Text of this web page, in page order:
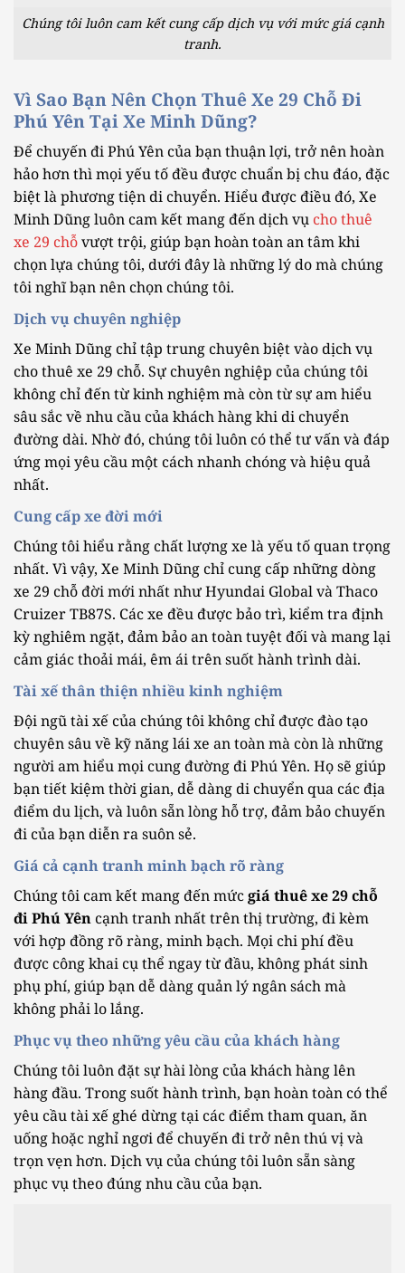
Chúng tôi luôn cam kết cung cấp dịch vụ với mức giá cạnh
tranh.
Vì Sao Bạn Nên Chọn Thuê Xe 29 Chỗ Đi
Phú Yên Tại Xe Minh Dũng?
Để chuyến đi Phú Yên của bạn thuận lợi, trở nên hoàn
hảo hơn thì mọi yếu tố đều được chuẩn bị chu đáo, đặc
biệt là phương tiện di chuyển. Hiểu được điều đó, Xe
Minh Dũng luôn cam kết mang đến dịch vụ cho thuê
xe 29 chỗvượt trội, giúp bạn hoàn toàn an tâm khi
chọn lựa chúng tôi, dưới đây là những lý do mà chúng
tôi nghĩ bạn nên chọn chúng tôi.
Dịch vụ chuyên nghiệp
Xe Minh Dũng chỉ tập trung chuyên biệt vào dịch vụ
cho thuê xe 29 chỗ. Sự chuyên nghiệp của chúng tôi
không chỉ đến từ kinh nghiệm mà còn từ sự am hiểu
sâu sắc về nhu cầu của khách hàng khi di chuyển
đường dài. Nhờ đó, chúng tôi luôn có thể tư vấn và đáp
ứng mọi yêu cầu một cách nhanh chóng và hiệu quả
nhất.
Cung cấp xe đời mới
Chúng tôi hiểu rằng chất lượng xe là yếu tố quan trọng
nhất. Vì vậy, Xe Minh Dũng chỉ cung cấp những dòng
xe 29 chỗ đời mới nhất như Hyundai Global và Thaco
Cruizer TB87S. Các xe đều được bảo trì, kiểm tra định
kỳ nghiêm ngặt, đảm bảo an toàn tuyệt đối và mang lại
cảm giác thoải mái, êm ái trên suốt hành trình dài.
Tài xế thân thiện nhiều kinh nghiệm
Đội ngũ tài xế của chúng tôi không chỉ được đào tạo
chuyên sâu về kỹ năng lái xe an toàn mà còn là những
người am hiểu mọi cung đường đi Phú Yên. Họ sẽ giúp
bạn tiết kiệm thời gian, dễ dàng di chuyển qua các địa
điểm du lịch, và luôn sẵn lòng hỗ trợ, đảm bảo chuyến
đi của bạn diễn ra suôn sẻ.
Giá cả cạnh tranh minh bạch rõ ràng
Chúng tôi cam kết mang đến mứcgiá thuê xe 29 chỗ
đi Phú Yêncạnh tranh nhất trên thị trường, đi kèm
với hợp đồng rõ ràng, minh bạch. Mọi chi phí đều
được công khai cụ thể ngay từ đầu, không phát sinh
phụ phí, giúp bạn dễ dàng quản lý ngân sách mà
không phải lo lắng.
Phục vụ theo những yêu cầu của khách hàng
Chúng tôi luôn đặt sự hài lòng của khách hàng lên
hàng đầu. Trong suốt hành trình, bạn hoàn toàn có thể
yêu cầu tài xế ghé dừng tại các điểm tham quan, ăn
uống hoặc nghỉ ngơi để chuyến đi trở nên thú vị và
trọn vẹn hơn. Dịch vụ của chúng tôi luôn sẵn sàng
phục vụ theo đúng nhu cầu của bạn.